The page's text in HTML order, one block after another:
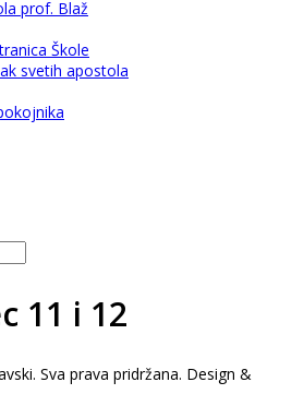
prof. Blaž
Škole
svetih apostola
11 i 12
Sva prava pridržana. Design &